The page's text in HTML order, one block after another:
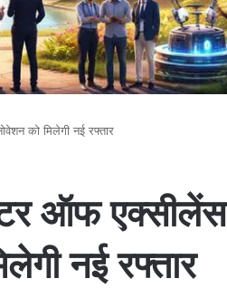
को मिलेगी नई रफ्तार
ऑफ एक्सीलेंस
नई रफ्तार